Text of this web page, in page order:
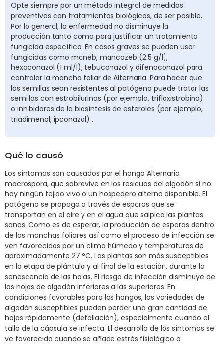
Opte siempre por un método integral de medidas
preventivas con tratamientos biológicos, de ser posible.
Por lo general, la enfermedad no disminuye la
producción tanto como para justificar un tratamiento
fungicida específico. En casos graves se pueden usar
fungicidas como maneb, mancozeb (2.5 g/l),
hexaconazol (1 ml/l), tebuconazol y difenoconazol para
controlar la mancha foliar de Alternaria. Para hacer que
las semillas sean resistentes al patógeno puede tratar las
semillas con estrobilurinas (por ejemplo, trifloxistrobina)
o inhibidores de la biosíntesis de esteroles (por ejemplo,
triadimenol, ipconazol) .
Qué lo causó
Los síntomas son causados por el hongo Alternaria
macrospora, que sobrevive en los residuos del algodón si no
hay ningún tejido vivo o un hospedero alterno disponible. El
patógeno se propaga a través de esporas que se
transportan en el aire y en el agua que salpica las plantas
sanas. Como es de esperar, la producción de esporas dentro
de las manchas foliares así como el proceso de infección se
ven favorecidos por un clima húmedo y temperaturas de
aproximadamente 27 °C. Las plantas son más susceptibles
en la etapa de plántula y al final de la estación, durante la
senescencia de las hojas. El riesgo de infección disminuye de
las hojas de algodón inferiores a las superiores. En
condiciones favorables para los hongos, las variedades de
algodón susceptibles pueden perder una gran cantidad de
hojas rápidamente (defoliación), especialmente cuando el
tallo de la cápsula se infecta. El desarrollo de los síntomas se
ve favorecido cuando se añade estrés fisiológico o